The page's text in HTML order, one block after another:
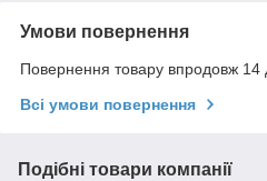
Умови повернення
Повернення товару впродовж 14
Всі умови повернення
Подібні товари компанії